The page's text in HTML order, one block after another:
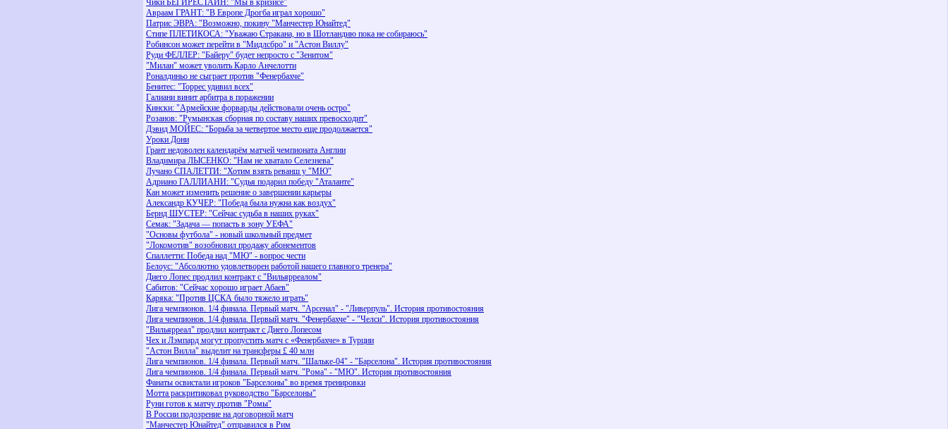
Чики БЕГИРЕСТАЙН: "Мы в кризисе"
Авраам ГРАНТ: "В Европе Дрогба играл хорошо"
Патрис ЭВРА: "Возможно, покину "Манчестер Юнайтед"
Стипе ПЛЕТИКОСА: "Уважаю Стракана, но в Шотландию пока не собираюсь"
Робинсон может перейти в "Мидлсбро" и "Астон Виллу"
Руди ФЕЛЛЕР: "Байеру" будет непросто с "Зенитом"
"Милан" может уволить Карло Анчелотти
Роналдиньо не сыграет против "Фенербахче"
Бенитес: "Торрес удивил всех"
Галиани винит арбитра в поражении
Кински: "Армейские форварды действовали очень остро"
Розанов: "Румынская сборная по составу наших превосходит"
Дэвид МОЙЕС: "Борьба за четвертое место еще продолжается"
Уроки Дони
Грант недоволен календарём матчей чемпионата Англии
Владимира ЛЫСЕНКО: "Нам не хватало Селезнева"
Лучано СПАЛЕТТИ: "Хотим взять реванш у "МЮ"
Адриано ГАЛЛИАНИ: "Судья подарил победу "Аталанте"
Кан может изменить решение о завершении карьеры
Александр КУЧЕР: "Победа была нужна как воздух"
Бернд ШУСТЕР: "Сейчас судьба в наших руках"
Семак: "Задача — попасть в зону УЕФА"
"Основы футбола" - новый школьный предмет
"Локомотив" возобновил продажу абонементов
Спаллетти: Победа над "МЮ" - вопрос чести
Белоус: "Абсолютно удовлетворен работой нашего главного тренера"
Диего Лопес продлил контракт с "Вильярреалом"
Сабитов: "Сейчас хорошо играет Абаев"
Каряка: "Против ЦСКА было тяжело играть"
Лига чемпионов. 1/4 финала. Первый матч. "Арсенал" - "Ливерпуль". История противостояния
Лига чемпионов. 1/4 финала. Первый матч. "Фенербахче" - "Челси". История противостояния
"Вильярреал" продлил контракт с Диего Лопесом
Чех и Лэмпард могут пропустить матч с «Фенербахче» в Турции
"Астон Вилла" выделит на трансферы £ 40 млн
Лига чемпионов. 1/4 финала. Первый матч. "Шальке-04" - "Барселона". История противостояния
Лига чемпионов. 1/4 финала. Первый матч. "Рома" - "МЮ". История противостояния
Фанаты освистали игроков "Барселоны" во время тренировки
Мотта раскритиковал руководство "Барселоны"
Руни готов к матчу против "Ромы"
В России подозрение на договорной матч
"Манчестер Юнайтед" отправился в Рим